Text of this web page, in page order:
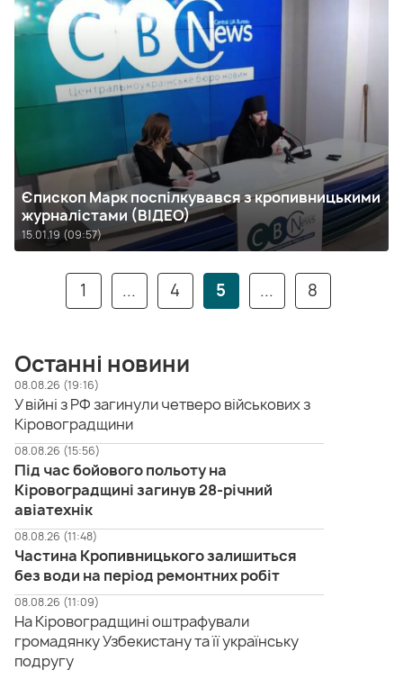
Єпископ Марк поспілкувався з кропивницькими
журналістами (ВІДЕО)
15.01.19 (09:57)
1 ... 4 5 ... 8
Останні новини
08.08.26 (19:16)
У війні з РФ загинули четверо військових з
Кіровоградщини
08.08.26 (15:56)
Під час бойового польоту на
Кіровоградщині загинув 28-річний
авіатехнік
08.08.26 (11:48)
Частина Кропивницького залишиться
без води на період ремонтних робіт
08.08.26 (11:09)
На Кіровоградщині оштрафували
громадянку Узбекистану та її українську
подругу